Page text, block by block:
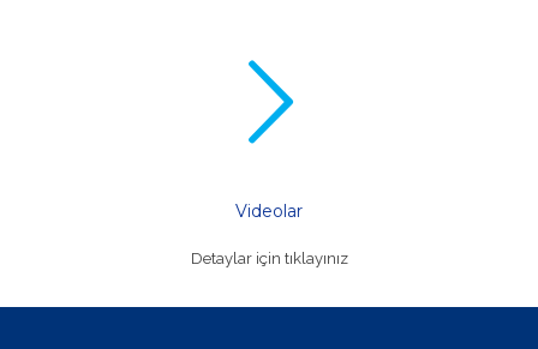
Videolar
Detaylar için tıklayınız